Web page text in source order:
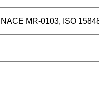
MR-0103, ISO